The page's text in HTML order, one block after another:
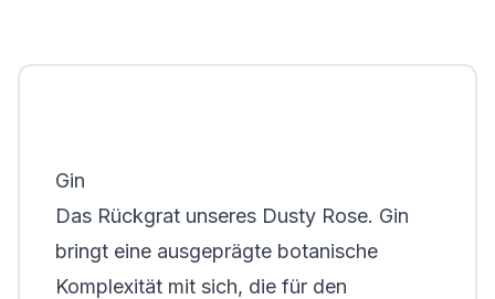
Gin
Das Rückgrat unseres Dusty Rose. Gin
bringt eine ausgeprägte botanische
Komplexität mit sich, die für den